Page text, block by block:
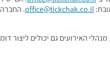
office@tickchak.co.il
.
מנהלי האירועים גם יכולים ליצור